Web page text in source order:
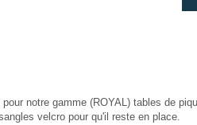
notre gamme (ROYAL) tables de
velcro pour qu'il reste en place.